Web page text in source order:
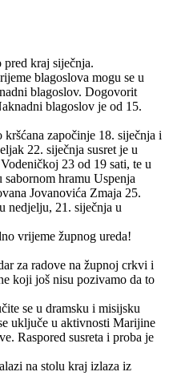
kraj siječnja.
blagoslova mogu se u
blagoslov. Dogovorit
blagoslov je od 15.
započinje 18. siječnja i
22. siječnja susret je u
23 od 19 sati, te u
hramu Uspenja
Jovanovića Zmaja 25.
nedjelju, 21. siječnja u
vrijeme župnog ureda!
za radove na župnoj crkvi i
koji još nisu pozivamo da to
se u dramsku i misijsku
uključe u aktivnosti Marijine
Raspored susreta i proba je
na stolu kraj izlaza iz